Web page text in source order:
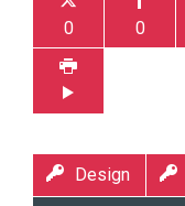
0 0
Design